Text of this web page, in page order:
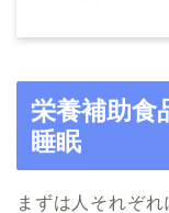
栄養補助食
睡眠
まずは人それぞ